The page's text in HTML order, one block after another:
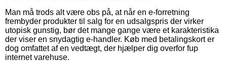
Man må trods alt være obs på, at når en e-forretning
frembyder produkter til salg for en udsalgspris der virker
utopisk gunstig, bør det mange gange være et karakteristika
der viser en snydagtig e-handler. Køb med betalingskort er
dog omfattet af en vedtægt, der hjælper dig overfor fup
internet varehuse.